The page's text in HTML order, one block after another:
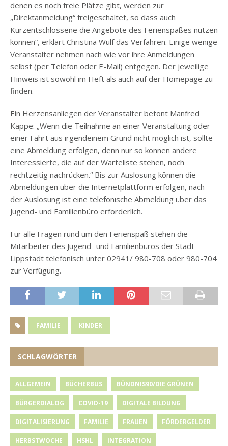
denen es noch freie Plätze gibt, werden zur
„Direktanmeldung“ freigeschaltet, so dass auch
Kurzentschlossene die Angebote des Ferienspaßes nutzen
können“, erklärt Christina Wulf das Verfahren. Einige wenige
Veranstalter nehmen nach wie vor ihre Anmeldungen
selbst (per Telefon oder E-Mail) entgegen. Der jeweilige
Hinweis ist sowohl im Heft als auch auf der Homepage zu
finden.
Ein Herzensanliegen der Veranstalter betont Manfred
Kappe: „Wenn die Teilnahme an einer Veranstaltung oder
einer Fahrt aus irgendeinem Grund nicht möglich ist, sollte
eine Abmeldung erfolgen, denn nur so können andere
Interessierte, die auf der Warteliste stehen, noch
rechtzeitig nachrücken.“ Bis zur Auslosung können die
Abmeldungen über die Internetplattform erfolgen, nach
der Auslosung ist eine telefonische Abmeldung über das
Jugend- und Familienbüro erforderlich.
Für alle Fragen rund um den Ferienspaß stehen die
Mitarbeiter des Jugend- und Familienbüros der Stadt
Lippstadt telefonisch unter 02941/ 980-708 oder 980-704
zur Verfügung.
FAMILIE KINDER
SCHLAGWÖRTER
ALLGEMEIN BÜCHERBUS BÜNDNIS90/DIE GRÜNEN
BÜRGERDIALOG COVID-19 DIGITALE BILDUNG
DIGITALISIERUNG FAMILIE FRAUEN FÖRDERGELDER
HERBSTWOCHE HSHL INTEGRATION